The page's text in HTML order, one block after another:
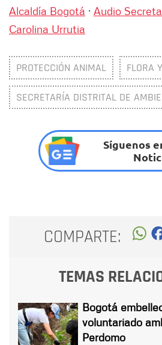
Alcaldía Bogotá · Audio
Carolina Urrutia
PROTECCIÓN ANIMAL FLORA
SECRETARÍA DISTRITAL DE
Síguenos
COMPARTE:
TEMAS
Bogotá
voluntariado
Perdomo